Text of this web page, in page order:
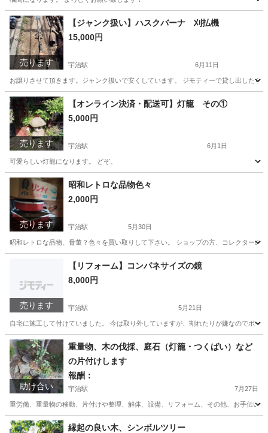
京都 宇治市 宇治駅 その他 欄間
売ります
【ジャンク扱い】ハスクバーナ 刈払機
15,000円
宇治駅 6月11日
お譲りさせて頂きます。ジャンク扱いで安くしています。 ジモティーで貸し出した
京都 宇治市 宇治駅 その他 ハスクバーナ
売ります
【オンライン決済・配送可】灯籠 その①
5,000円
宇治駅 6月1日
可愛らしい灯籠になります。 どぞ。
京都 宇治市 宇治駅 その他
売ります
昭和レトロな品物色々
2,000円
宇治駅 5月30日
昭和レトロな品物、骨董？色々を買い取りして下さい。 ショップの方、コレクターの
宇治駅 その他 レトロ
売ります
【リフォーム】コンパネサイズの鏡
8,000円
宇治駅 5月21日
自宅に施工して付けていました。 今は取り外していますが、割れたりが嫌なのでボー
京都 宇治市 宇治駅 その他 コンパネ
助け合い
重量物、木の伐採、庭石（灯籠・つくばい）など
の片付けします
報酬：
宇治駅 7月27日
重労働、重量物の移動、片付けや整理、解体、設備、リフォーム、その他、お手伝いし
京都 宇治市 宇治駅 手伝いたい/助けたい
縁起の良い木、シンボルツリー